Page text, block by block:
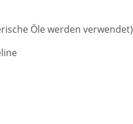
Öle werden verwendet)